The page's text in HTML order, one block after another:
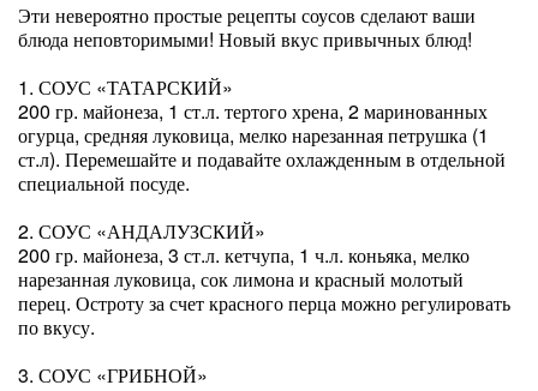
Эти невероятно простые рецепты соусов сделают ваши
блюда неповторимыми! Новый вкус привычных блюд!
1. СОУС «ТАТАРСКИЙ»
200 гр. майонеза, 1 ст.л. тертого хрена, 2 маринованных
огурца, средняя луковица, мелко нарезанная петрушка (1
ст.л). Перемешайте и подавайте охлажденным в отдельной
специальной посуде.
2. СОУС «АНДАЛУЗСКИЙ»
200 гр. майонеза, 3 ст.л. кетчупа, 1 ч.л. коньяка, мелко
нарезанная луковица, сок лимона и красный молотый
перец. Остроту за счет красного перца можно регулировать
по вкусу.
3. СОУС «ГРИБНОЙ»